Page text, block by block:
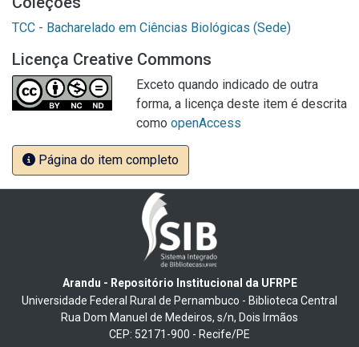
TCC - Bacharelado em Ciências Biológicas (Sede)
Licença Creative Commons
Exceto quando indicado de outra
forma, a licença deste item é descrita
como openAccess
Página do item completo
Arandu - Repositório Institucional da UFRPE
Universidade Federal Rural de Pernambuco - Biblioteca Central
Rua Dom Manuel de Medeiros, s/n, Dois Irmãos
CEP: 52171-900 - Recife/PE